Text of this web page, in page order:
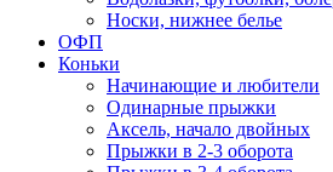
Носки, нижнее белье
ОФП
Коньки
Начинающие и любители
Одинарные прыжки
Аксель, начало двойных
Прыжки в 2-3 оборота